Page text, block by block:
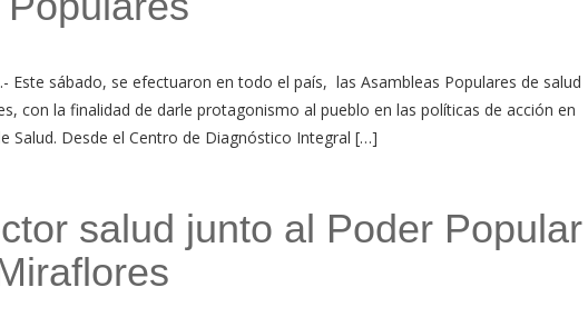
Este sábado, se efectuaron en todo el país, las Asambleas Populares de salud
con la finalidad de darle protagonismo al pueblo en las políticas de acción en
Salud. Desde el Centro de Diagnóstico Integral […]
salud junto al Poder Popular